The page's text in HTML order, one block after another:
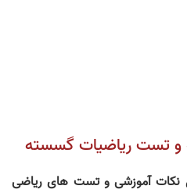
و تست ریاضیات گسسته
نکات آموزشی و تست های ریاضی